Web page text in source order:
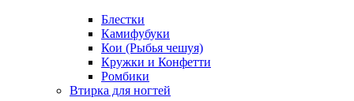
Блестки
Камифубуки
Кои (Рыбья чешуя)
Кружки и Конфетти
Ромбики
Втирка для ногтей